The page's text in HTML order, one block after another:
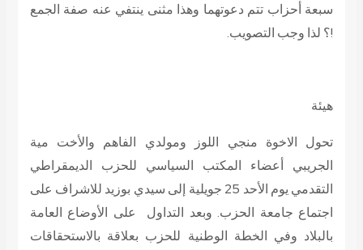
سبعة أحزاب تتم دعوتهما وهذا مثنى ينتفي عنه صفة الجمع
!؟ لذا وجب التصويب.
هيئة
تحول الاخوة منجي اللوز ومولدي الفاهم والأخت مية
الجريبي أعضاء المكتب السياسي للحزب الديمقراطي
التقدمي يوم الأحد 25 جويلية إلى سيدي بوزيد للاشراف على
اجتماع جامعة الحزب. وبعد التداول على الأوضاع العامة
بالبلاد وفي الخطة الوطنية للحزب بعلاقة بالاستحقاقات